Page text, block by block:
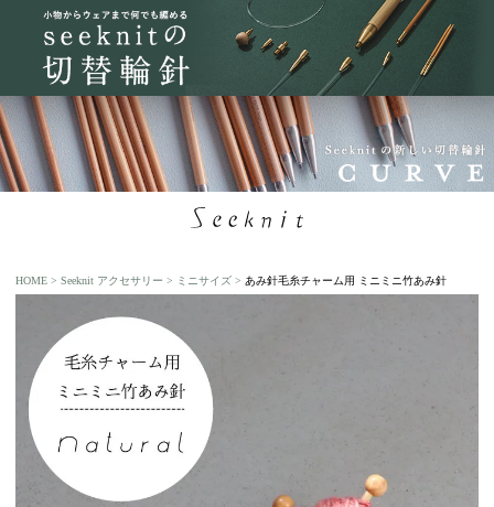
HOME Seeknit アクセサリー ミニサイズ あみ針毛糸チャーム用 ミニミニ竹あみ針